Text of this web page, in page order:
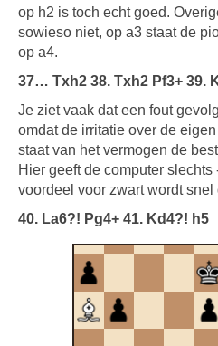
op h2 is toch echt goed.
sowieso niet, op a3 staat de
op a4.
37… Txh2 38. Txh2 Pf3+ 39.
Je ziet vaak dat een fout
omdat de irritatie over de
staat van het vermogen de
Hier geeft de computer slechts
voordeel voor zwart wordt snel
40. La6?! Pg4+ 41. Kd4?! h5